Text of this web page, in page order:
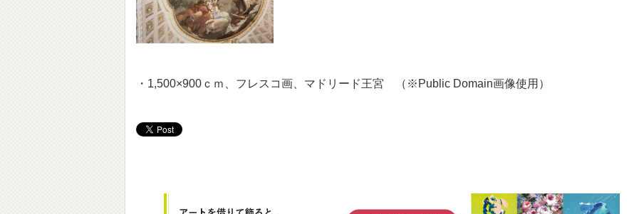
・1,500×900ｃｍ、フレスコ画、マドリード王宮 （※Public Domain画像使用）